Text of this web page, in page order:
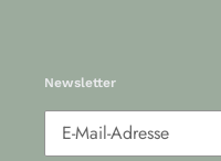
Newsletter